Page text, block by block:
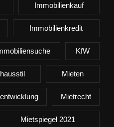
Immobilienkauf
Immobilienkredit
KfW
Mieten
Mietrecht
Mietspiegel 2021